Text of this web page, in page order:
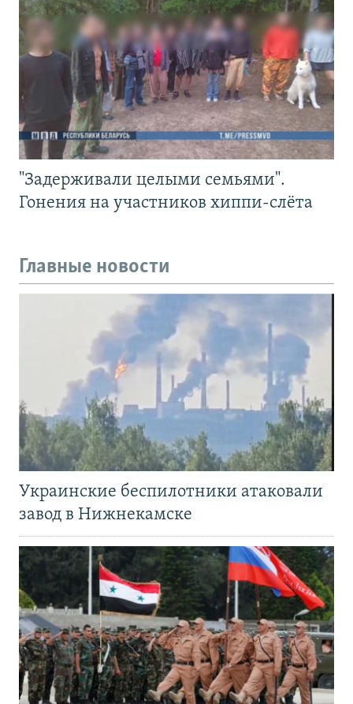
"Задерживали целыми семьями".
Гонения на участников хиппи-слёта
Главные новости
Украинские беспилотники атаковали
завод в Нижнекамске